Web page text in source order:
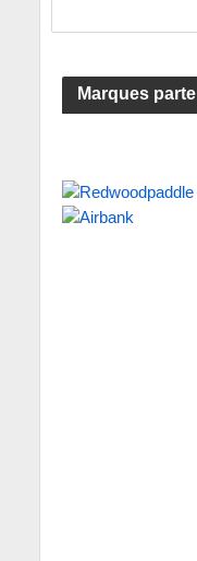
Marques